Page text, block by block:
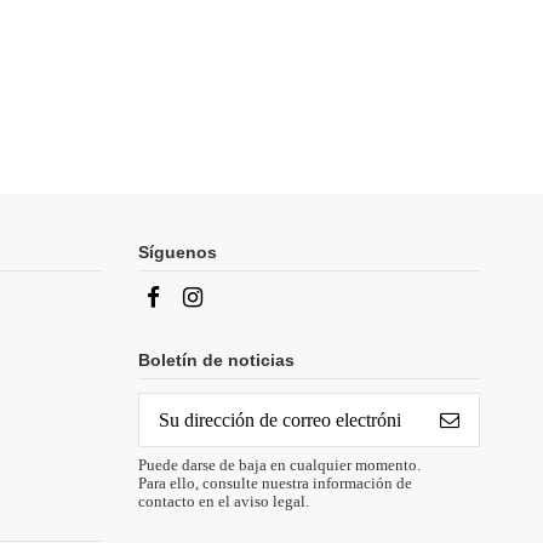
Síguenos
Boletín de noticias
Puede darse de baja en cualquier momento.
Para ello, consulte nuestra información de
contacto en el aviso legal.